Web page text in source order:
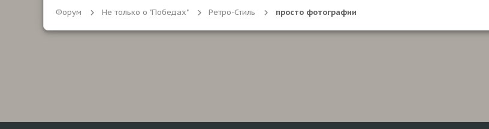
Форум Не только о "Победах" Ретро-Стиль просто фотографии